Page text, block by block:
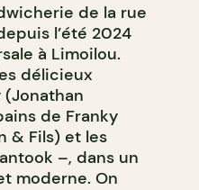
de la rue
l’été 2024
à Limoilou.
délicieux
de Franky
& Fils) et les
–, dans un
moderne. On